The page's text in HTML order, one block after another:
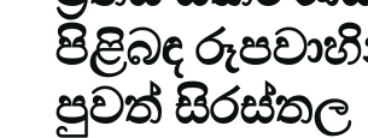
පිළිබඳ
පුවත් සිරස්තල